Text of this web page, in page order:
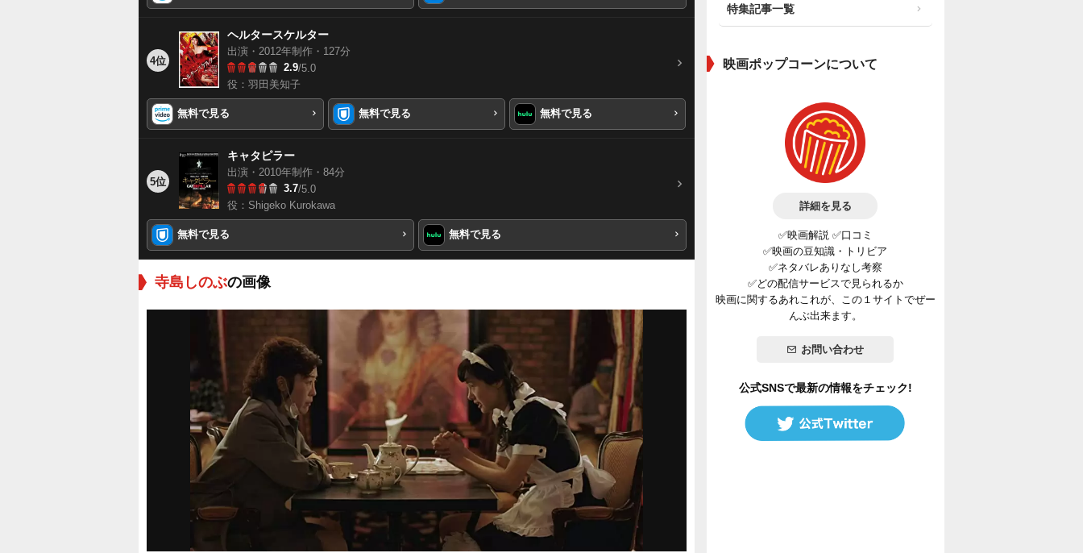
4位
ヘルタースケルター
出演・2012年制作・127分
2.9/5.0
役：羽田美知子
無料で見る 無料で見る 無料で見る
5位
キャタピラー
出演・2010年制作・84分
3.7/5.0
役：Shigeko Kurokawa
無料で見る 無料で見る
寺島しのぶの画像
特集記事一覧
映画ポップコーンについて
詳細を見る
✅映画解説 ✅口コミ
✅映画の豆知識・トリビア
✅ネタバレありなし考察
✅どの配信サービスで見られるか
映画に関するあれこれが、この１サイトでぜー
んぶ出来ます。
お問い合わせ
公式SNSで最新の情報をチェック!